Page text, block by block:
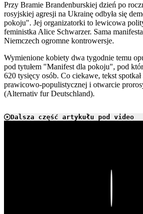
Przy Bramie Brandenburskiej dzień po
rosyjskiej agresji na Ukrainę odbyła się
pokoju". Jej organizatorki to lewicowa
feministka Alice Schwarzer. Sama
Niemczech ogromne kontrowersje.
Wymienione kobiety dwa tygodnie temu
pod tytułem "Manifest dla pokoju", pod
620 tysięcy osób. Co ciekawe, tekst
prawicowo-populistycznej i otwarcie
(Alternativ fur Deutschland).
Dalsza część artykułu pod video